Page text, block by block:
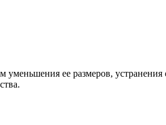
ее размеров,